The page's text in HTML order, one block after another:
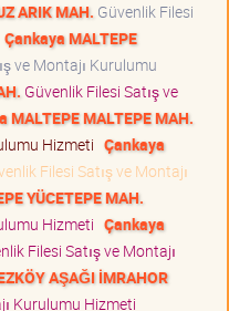
ARIK MAH. Güvenlik Filesi
Çankaya MALTEPE
ve Montajı Kurulumu
Güvenlik Filesi Satış ve
MALTEPE MALTEPE MAH.
Hizmeti Çankaya
Filesi Satış ve Montajı
YÜCETEPE MAH.
Hizmeti Çankaya
Filesi Satış ve Montajı
AŞAĞI İMRAHOR
Kurulumu Hizmeti